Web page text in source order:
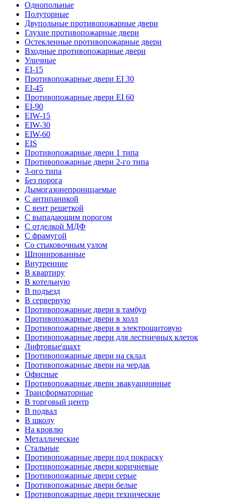
Однопольные
Полуторные
Двупольные противопожарные двери
Глухие противопожарные двери
Остекленные противопожарные двери
Входные противопожарные двери
Уличные
EI-15
Противопожарные двери EI 30
EI-45
Противопожарные двери EI 60
EI-90
EIW-15
EIW-30
EIW-60
EIS
Противопожарные двери 1 типа
Противопожарные двери 2-го типа
3-ого типа
Без порога
Дымогазонепроницаемые
С антипаникой
С вент решеткой
С выпадающим порогом
С отделкой МДФ
С фрамугой
Со стыковочным узлом
Шпонированные
Внутренние
В квартиру
В котельную
В подъезд
В серверную
Противопожарные двери в тамбур
Противопожарные двери в холл
Противопожарные двери в электрощитовую
Противопожарные двери для лестничных клеток
Лифтовые\шахт
Противопожарные двери на склад
Противопожарные двери на чердак
Офисные
Противопожарные двери эвакуационные
Трансформаторные
В торговый центр
В подвал
В школу
На кровлю
Металлические
Стальные
Противопожарные двери под покраску
Противопожарные двери коричневые
Противопожарные двери серые
Противопожарные двери белые
Противопожарные двери технические